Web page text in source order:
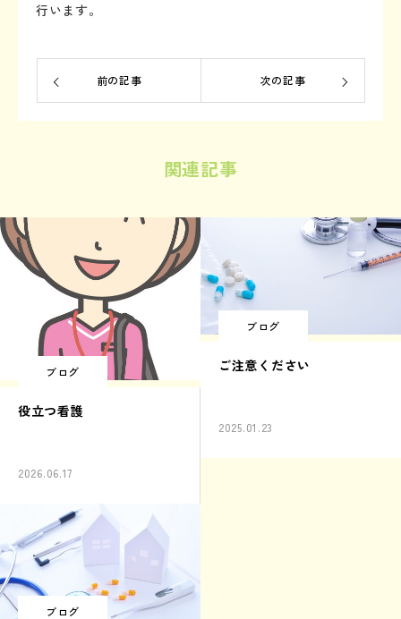
行います。
前の記事 次の記事
関連記事
ブログ
役立つ看護
2026.06.17
ブログ
ご注意ください
2025.01.23
ブログ